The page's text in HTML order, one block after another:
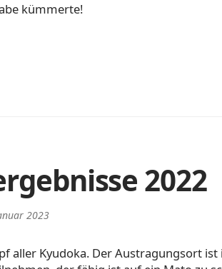
kümmerte!
2022
2023
aller Kyudoka. Der Austragungsort ist